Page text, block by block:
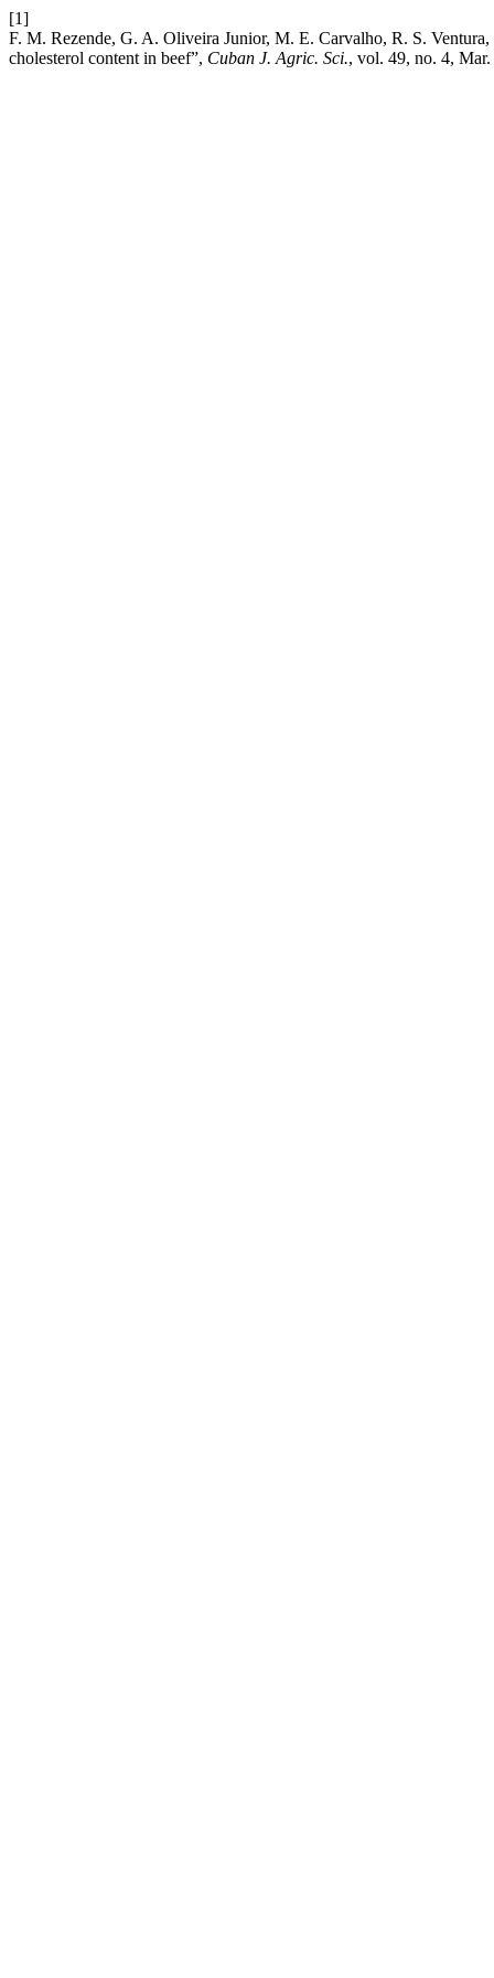
[1]
F. M. Rezende, G. A. Oliveira Junior, M. E. Carvalho, R. S.
cholesterol content in beef”, Cuban J. Agric. Sci., vol. 49, no. 4,